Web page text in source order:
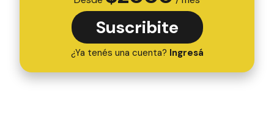
Suscribite
¿Ya tenés una cuenta? Ingresá